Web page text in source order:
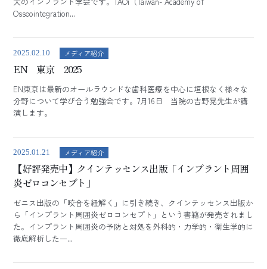
Osseointegration...
2025.02.10 メディア紹介
EN 東京 2025
EN東京は最新のオールラウンドな歯科医療を中心に垣根なく様々な
分野について学び合う勉強会です。7月16日 当院の吉野晃先生が講
演します。
2025.01.21 メディア紹介
【好評発売中】クインテッセンス出版「インプラント周囲
炎ゼロコンセプト」
ゼニス出版の「咬合を紐解く」に引き続き、クインテッセンス出版か
ら「インプラント周囲炎ゼロコンセプト」という書籍が発売されまし
た。インプラント周囲炎の予防と対処を外科的・力学的・衛生学的に
徹底解析した一...